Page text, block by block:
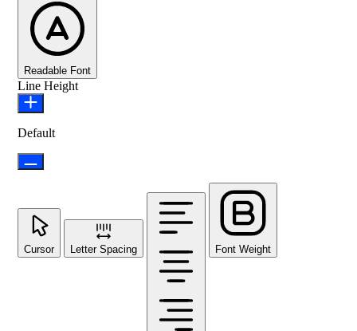
Readable Font
Line Height
Default
Cursor Letter Spacing Font Weight